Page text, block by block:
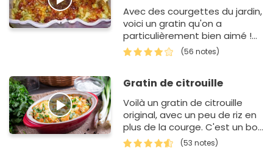
Avec des courgettes du jardin,
voici un gratin qu'on a
particulièrement bien aimé !
Le vin blanc apporte un bon
petit goût à ce gratin.
(56 notes)
Gratin de citrouille
Voilà un gratin de citrouille
original, avec un peu de riz en
plus de la courge. C'est un bon
mélange de légumes et de
féculents qui va…
(53 notes)